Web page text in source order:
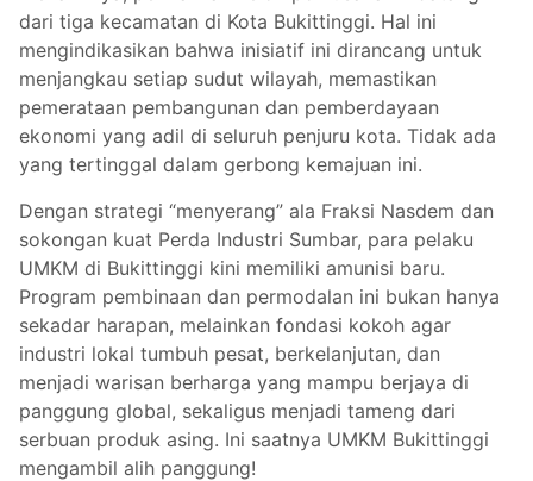
dari tiga kecamatan di Kota Bukittinggi. Hal ini
mengindikasikan bahwa inisiatif ini dirancang untuk
menjangkau setiap sudut wilayah, memastikan
pemerataan pembangunan dan pemberdayaan
ekonomi yang adil di seluruh penjuru kota. Tidak ada
yang tertinggal dalam gerbong kemajuan ini.
Dengan strategi “menyerang” ala Fraksi Nasdem dan
sokongan kuat Perda Industri Sumbar, para pelaku
UMKM di Bukittinggi kini memiliki amunisi baru.
Program pembinaan dan permodalan ini bukan hanya
sekadar harapan, melainkan fondasi kokoh agar
industri lokal tumbuh pesat, berkelanjutan, dan
menjadi warisan berharga yang mampu berjaya di
panggung global, sekaligus menjadi tameng dari
serbuan produk asing. Ini saatnya UMKM Bukittinggi
mengambil alih panggung!